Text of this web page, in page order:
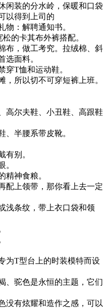
闲装的分水岭，保暖和口袋
以得到上司的
物：解聘通知书。
的卡其布外裤搭配。
布，做工考究。拉绒棉、斜
选面料。
穿T恤和运动鞋。
，所以切不可穿短裤上班。
高尔夫鞋、小丑鞋、高跟鞋
、半腰系带皮靴。
有别。
。
精神食粮。
配上领带，那你看上去一定
浅条纹，带上衣口袋和领
为T型台上的时装模特而设
、驼色是永恒的主题，它们
没有炫耀和造作之感，可以